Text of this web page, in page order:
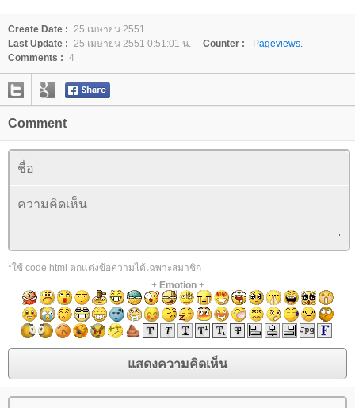
Create Date : 25 เมษายน 2551
Last Update : 25 เมษายน 2551 0:51:01 น. Counter :
Pageviews.
Comments : 4
Comment
*ใช้ code html ตกแต่งข้อความได้เฉพาะสมาชิก
+ Emotion+